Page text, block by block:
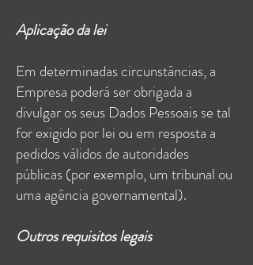
Aplicação da lei
Em determinadas circunstâncias, a
Empresa poderá ser obrigada a
divulgar os seus Dados Pessoais se tal
for exigido por lei ou em resposta a
pedidos válidos de autoridades
públicas (por exemplo, um tribunal ou
uma agência governamental).
Outros requisitos legais